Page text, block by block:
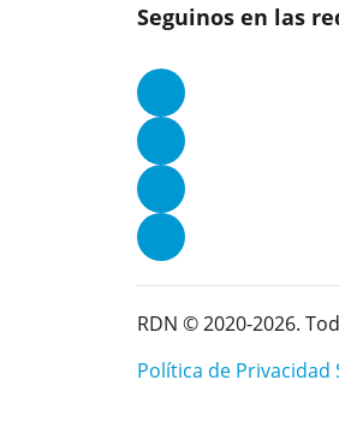
Seguinos en las
RDN © 2020-2026.
Política de Privacidad